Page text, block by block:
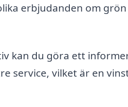
erbjudanden om grön
kan du göra ett
service, vilket är en